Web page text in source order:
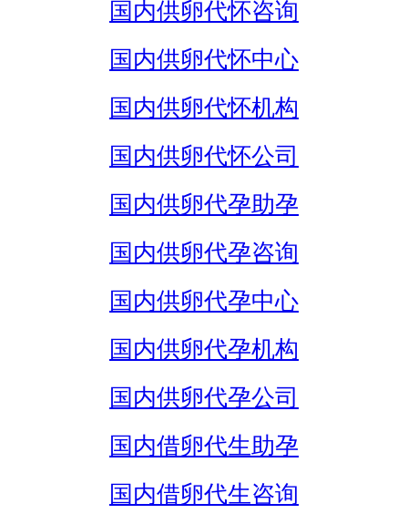
国内供卵代怀咨询
国内供卵代怀中心
国内供卵代怀机构
国内供卵代怀公司
国内供卵代孕助孕
国内供卵代孕咨询
国内供卵代孕中心
国内供卵代孕机构
国内供卵代孕公司
国内借卵代生助孕
国内借卵代生咨询